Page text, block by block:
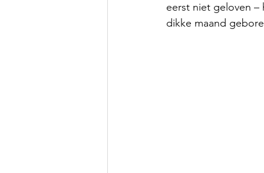
eerst niet geloven –
dikke maand